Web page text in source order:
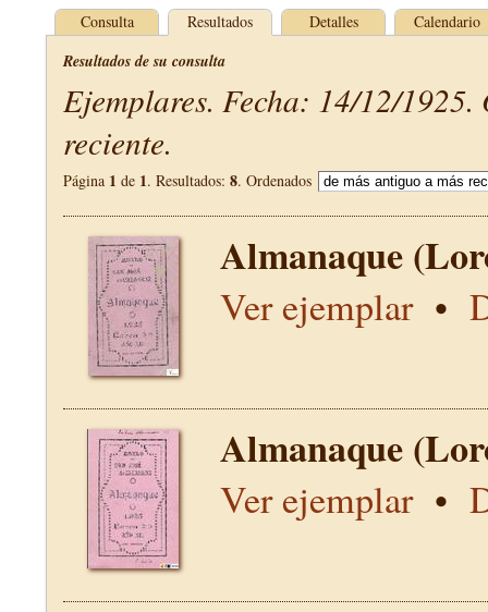
Consulta Resultados Detalles Calendario
Resultados de su consulta
Ejemplares. Fecha: 14/12/1925.
reciente.
Página 1 de 1. Resultados: 8. Ordenados
Almanaque
Ver ejemplar•
Almanaque
Ver ejemplar•